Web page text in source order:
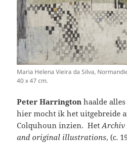
Maria Helena Vieira da Silva,
40 x 47 cm.
Peter Harringtonhaalde
hier mocht ik het uitgebreide
Colquhoun inzien. Het
and original illustrations, (c.